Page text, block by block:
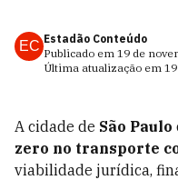
EC Estadão Conteúdo
Publicado em 19 de
Última atualização em
A cidade de São Paulo
zero no transporte
viabilidade jurídica,